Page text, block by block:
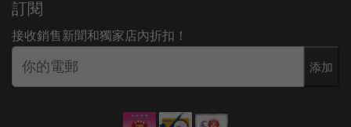
訂閱
接收銷售新聞和獨家店內折扣！
添加